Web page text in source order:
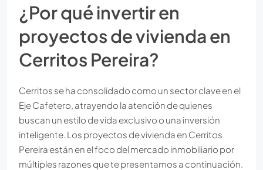
¿Por qué invertir en
proyectos de vivienda en
Cerritos Pereira?
Cerritos se ha consolidado como un sector clave en el
Eje Cafetero, atrayendo la atención de quienes
buscan un estilo de vida exclusivo o una inversión
inteligente. Los proyectos de vivienda en Cerritos
Pereira están en el foco del mercado inmobiliario por
múltiples razones que te presentamos a continuación.